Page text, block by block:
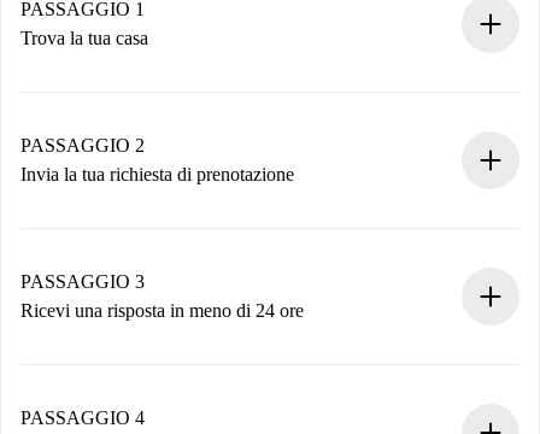
PASSAGGIO 1
Trova la tua casa
Hai tutte le informazioni necessarie in anticipo.
PASSAGGIO 2
Invia la tua richiesta di prenotazione
non accetta.
PASSAGGIO 3
Ricevi una risposta in meno di 24 ore
contatto con il proprietario.
PASSAGGIO 4